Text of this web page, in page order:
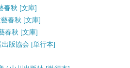
春秋 [文庫]
春秋 [文庫]
春秋 [文庫]
版協会 [単行本]